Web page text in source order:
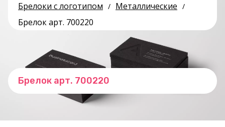
Брелоки с логотипом / Металлические /
Брелок арт. 700220
Брелок арт. 700220